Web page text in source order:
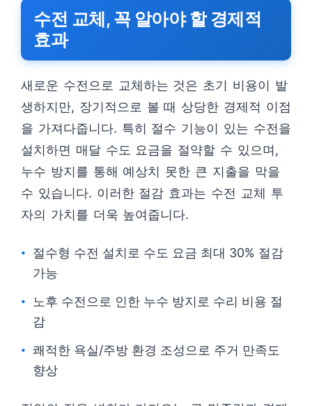
수전 교체, 꼭 알아야 할 경제적
효과
새로운 수전으로 교체하는 것은 초기 비용이 발
생하지만, 장기적으로 볼 때 상당한 경제적 이점
을 가져다줍니다. 특히 절수 기능이 있는 수전을
설치하면 매달 수도 요금을 절약할 수 있으며,
누수 방지를 통해 예상치 못한 큰 지출을 막을
수 있습니다. 이러한 절감 효과는 수전 교체 투
자의 가치를 더욱 높여줍니다.
절수형 수전 설치로 수도 요금 최대 30% 절감
가능
노후 수전으로 인한 누수 방지로 수리 비용 절
감
쾌적한 욕실/주방 환경 조성으로 주거 만족도
향상